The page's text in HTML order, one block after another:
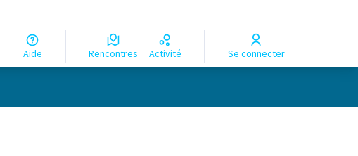
Aide Rencontres Activité Se connecter